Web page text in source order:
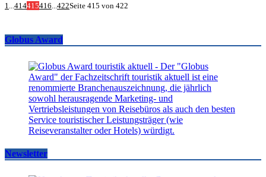
1 414415416 422Seite 415 von 422
Globus Award
Newsletter